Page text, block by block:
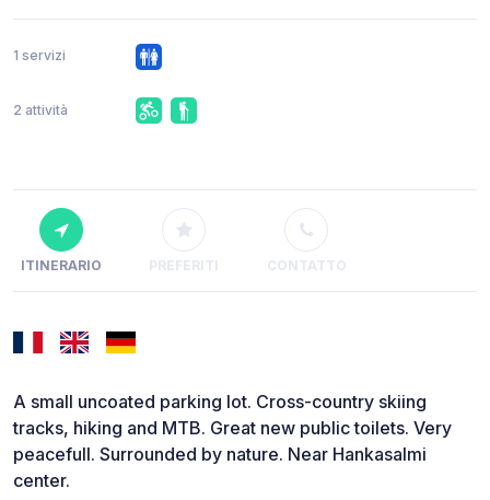
1 servizi
2 attività
ITINERARIO PREFERITI CONTATTO
A small uncoated parking lot. Cross-country skiing
tracks, hiking and MTB. Great new public toilets. Very
peacefull. Surrounded by nature. Near Hankasalmi
center.